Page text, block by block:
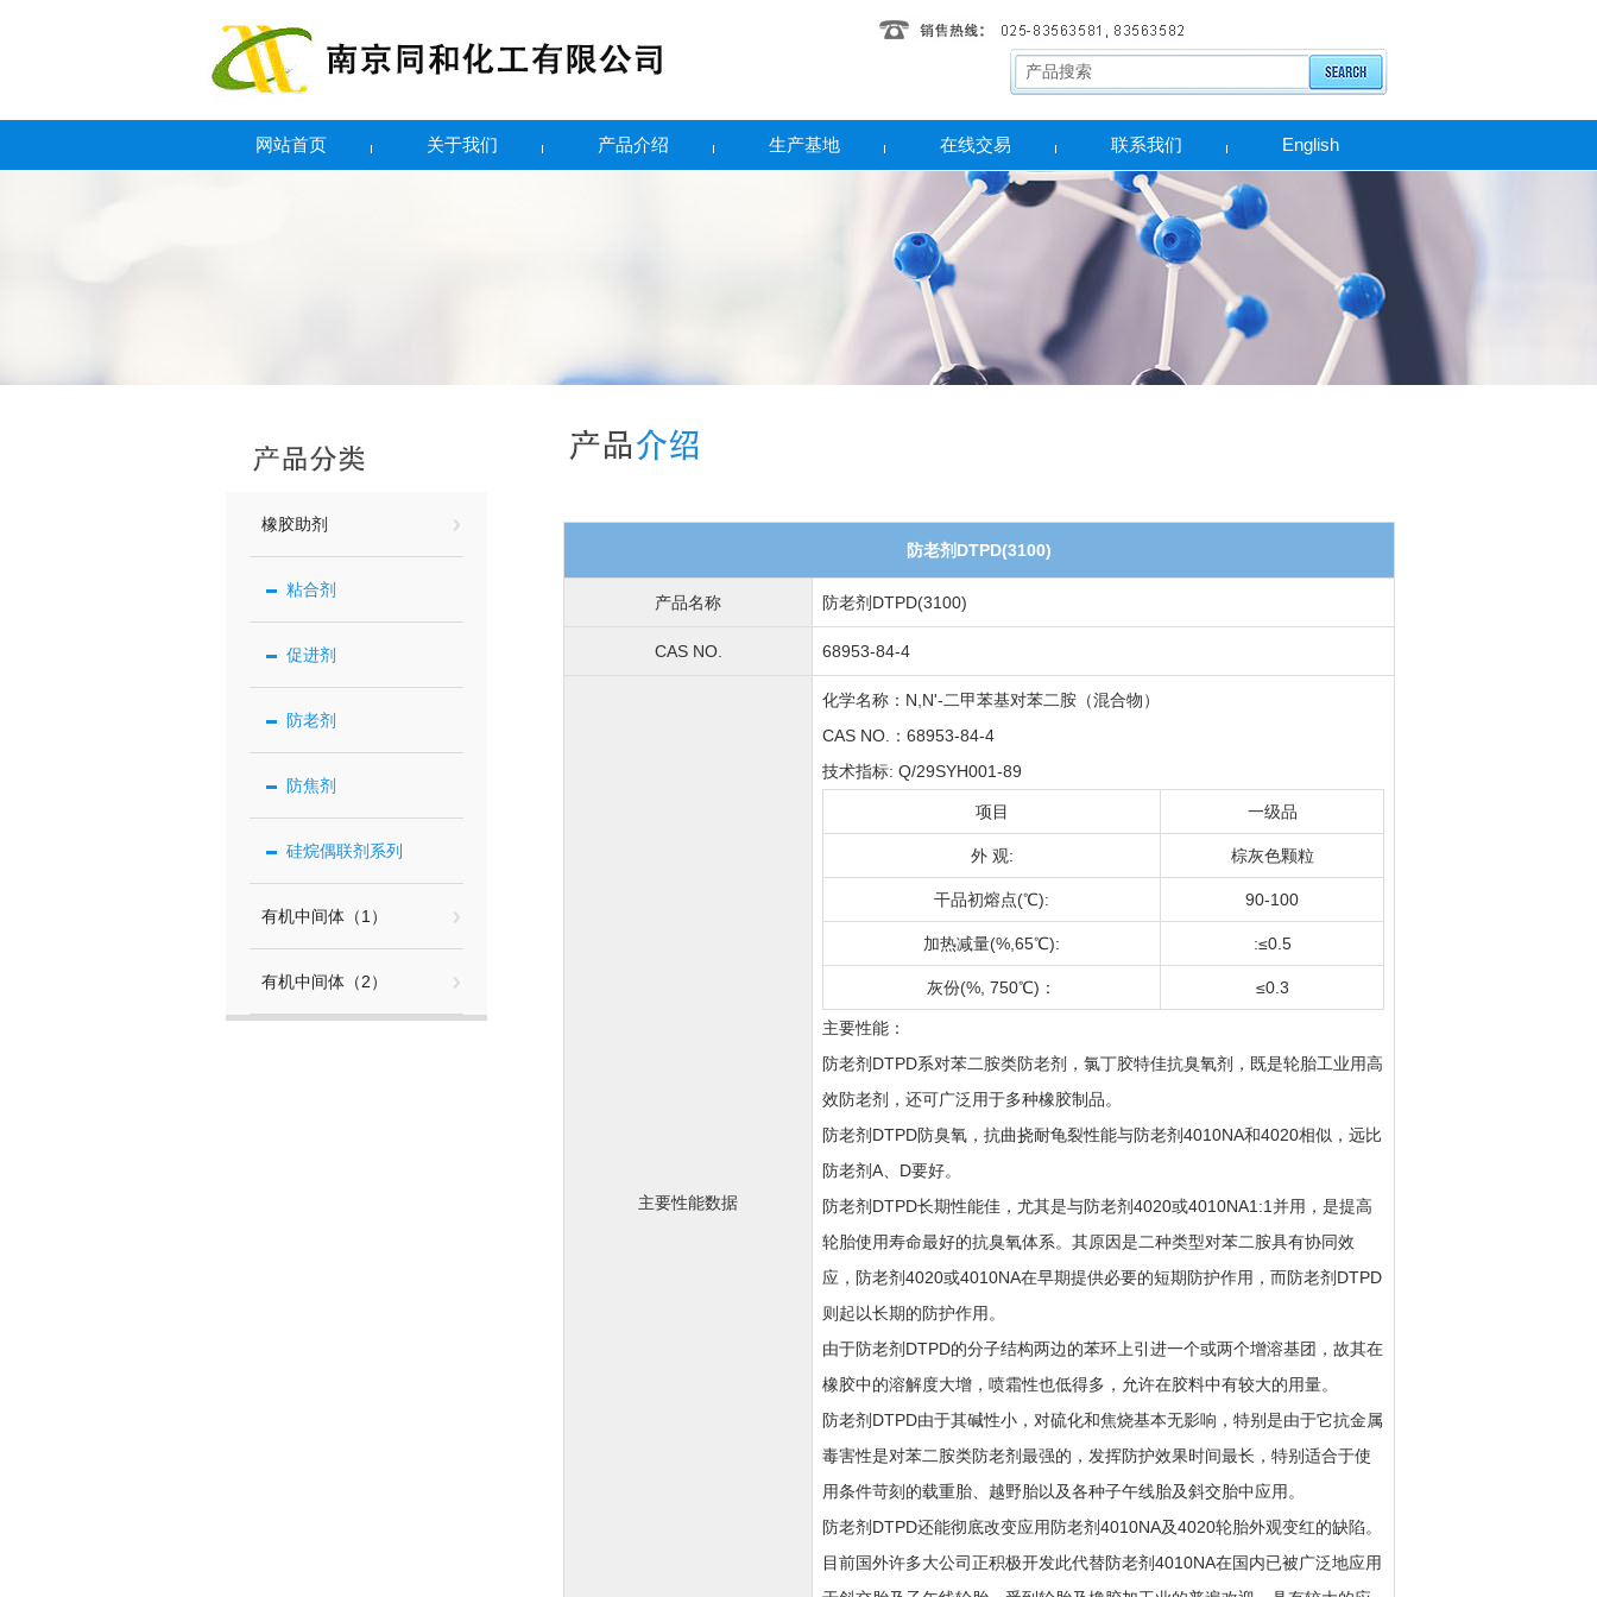
网站首页 关于我们 产品介绍 生产基地 在线交易 联系我们 English
橡胶助剂
粘合剂
促进剂
防老剂
防焦剂
硅烷偶联剂系列
有机中间体（1）
有机中间体（2）
防老剂DTPD(3100)
产品名称 防老剂DTPD(3100)
CAS NO. 68953-84-4
主要性能数据
化学名称：N,N'-二甲苯基对苯二胺（混合物）
CAS NO.：68953-84-4
技术指标: Q/29SYH001-89
项目 一级品
外 观: 棕灰色颗粒
干品初熔点(℃): 90-100
加热减量(%,65℃): :≤0.5
灰份(%, 750℃)： ≤0.3
主要性能：
防老剂DTPD系对苯二胺类防老剂，氯丁胶特佳抗臭氧剂，既是轮胎工业用高
效防老剂，还可广泛用于多种橡胶制品。
防老剂DTPD防臭氧，抗曲挠耐龟裂性能与防老剂4010NA和4020相似，远比
防老剂A、D要好。
防老剂DTPD长期性能佳，尤其是与防老剂4020或4010NA1:1并用，是提高
轮胎使用寿命最好的抗臭氧体系。其原因是二种类型对苯二胺具有协同效
应，防老剂4020或4010NA在早期提供必要的短期防护作用，而防老剂DTPD
则起以长期的防护作用。
由于防老剂DTPD的分子结构两边的苯环上引进一个或两个增溶基团，故其在
橡胶中的溶解度大增，喷霜性也低得多，允许在胶料中有较大的用量。
防老剂DTPD由于其碱性小，对硫化和焦烧基本无影响，特别是由于它抗金属
毒害性是对苯二胺类防老剂最强的，发挥防护效果时间最长，特别适合于使
用条件苛刻的载重胎、越野胎以及各种子午线胎及斜交胎中应用。
防老剂DTPD还能彻底改变应用防老剂4010NA及4020轮胎外观变红的缺陷。
目前国外许多大公司正积极开发此代替防老剂4010NA在国内已被广泛地应用